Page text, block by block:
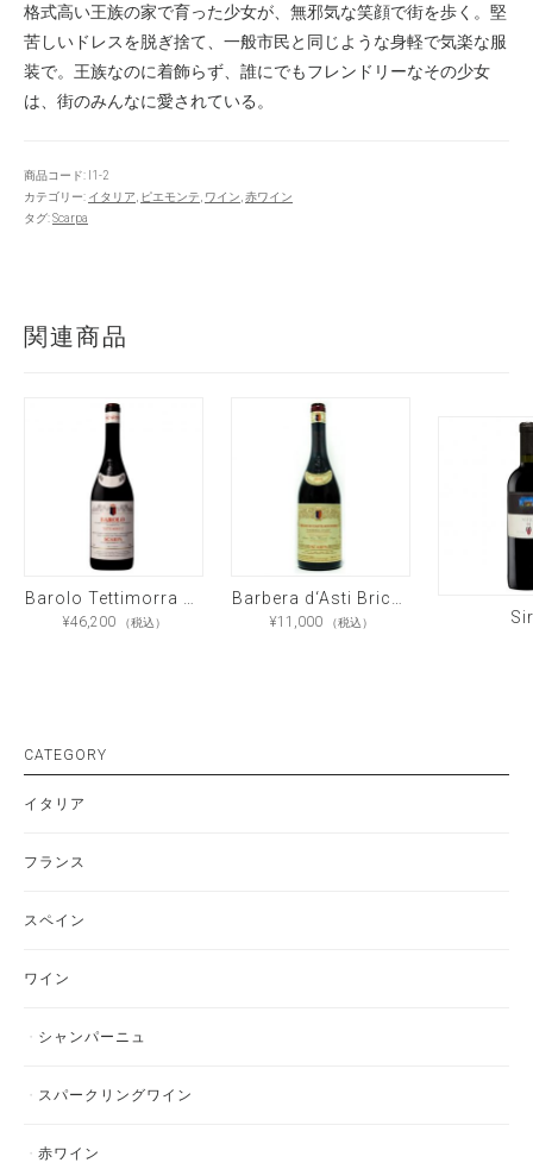
格式高い王族の家で育った少女が、無邪気な笑顔で街を歩く。堅
苦しいドレスを脱ぎ捨て、一般市民と同じような身軽で気楽な服
装で。王族なのに着飾らず、誰にでもフレンドリーなその少女
は、街のみんなに愛されている。
商品コード: I1-2
カテゴリー: イタリア ピエモンテ ワイン 赤ワイン
タグ:Scarpa
関連商品
¥46,200 （税込） ¥11,000 （税込）
CATEGORY
イタリア
フランス
スペイン
ワイン
シャンパーニュ
スパークリングワイン
赤ワイン